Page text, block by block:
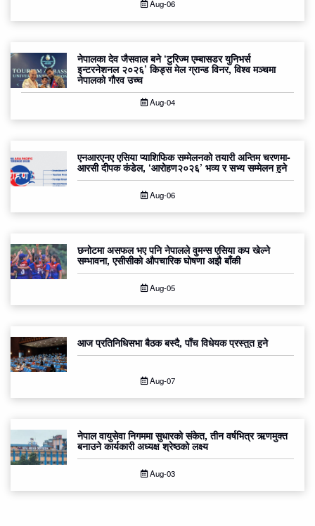
Aug-06
नेपालका देव जैसवाल बने ‘टुरिज्म एम्बासडर युनिभर्स
इन्टरनेशनल २०२६’ किड्स मेल ग्रान्ड विनर, विश्व मञ्चमा
नेपालको गौरव उच्च
Aug-04
एनआरएनए एसिया प्याशिफिक सम्मेलनको तयारी अन्तिम चरणमा-
आरसी दीपक कंडेल, ‘आरोहण२०२६’ भव्य र सभ्य सम्मेलन हुने
Aug-06
छनोटमा असफल भए पनि नेपालले वुमन्स एसिया कप खेल्ने
सम्भावना, एसीसीको औपचारिक घोषणा अझै बाँकी
Aug-05
आज प्रतिनिधिसभा बैठक बस्दै, पाँच विधेयक प्रस्तुत हुने
Aug-07
नेपाल वायुसेवा निगममा सुधारको संकेत, तीन वर्षभित्र ऋणमुक्त
बनाउने कार्यकारी अध्यक्ष श्रेष्ठको लक्ष्य
Aug-03